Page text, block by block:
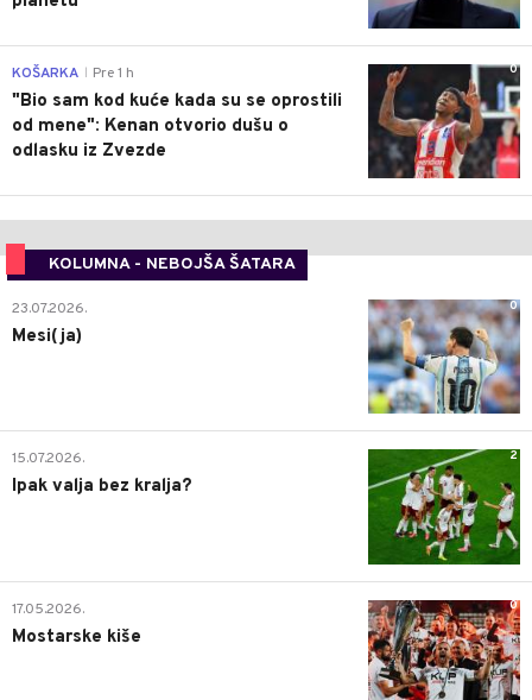
0
KOŠARKA Pre 1 h
"Bio sam kod kuće kada su se oprostili
od mene": Kenan otvorio dušu o
odlasku iz Zvezde
KOLUMNA - NEBOJŠA ŠATARA
0
23.07.2026.
Mesi(ja)
2
15.07.2026.
Ipak valja bez kralja?
0
17.05.2026.
Mostarske kiše